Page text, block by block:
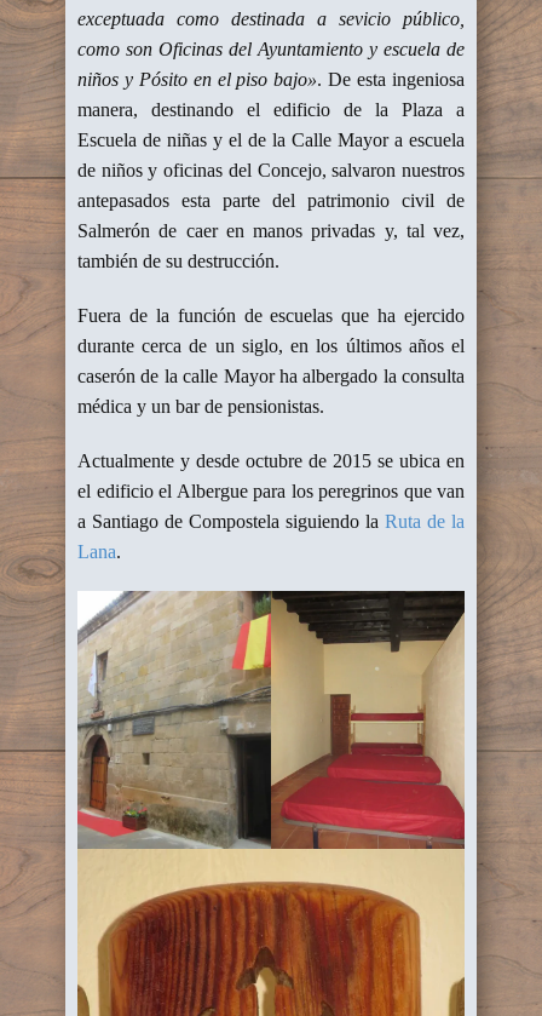
exceptuada como destinada a sevicio público,
como son Oficinas del Ayuntamiento y escuela de
niños y Pósito en el piso bajo». De esta ingeniosa
manera, destinando el edificio de la Plaza a
Escuela de niñas y el de la Calle Mayor a escuela
de niños y oficinas del Concejo, salvaron nuestros
antepasados esta parte del patrimonio civil de
Salmerón de caer en manos privadas y, tal vez,
también de su destrucción.
Fuera de la función de escuelas que ha ejercido
durante cerca de un siglo, en los últimos años el
caserón de la calle Mayor ha albergado la consulta
médica y un bar de pensionistas.
Actualmente y desde octubre de 2015 se ubica en
el edificio el Albergue para los peregrinos que van
a Santiago de Compostela siguiendo la Ruta de la
Lana.